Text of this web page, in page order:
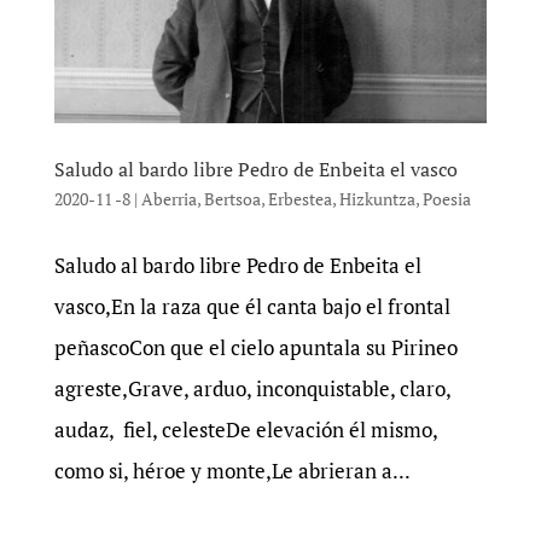
Saludo al bardo libre Pedro de Enbeita el vasco
2020-11 -8| Aberria,Bertsoa,Erbestea,Hizkuntza,Poesia
Saludo al bardo libre Pedro de Enbeita el
vasco,En la raza que él canta bajo el frontal
peñascoCon que el cielo apuntala su Pirineo
agreste,Grave, arduo, inconquistable, claro,
audaz, fiel, celesteDe elevación él mismo,
como si, héroe y monte,Le abrieran a...